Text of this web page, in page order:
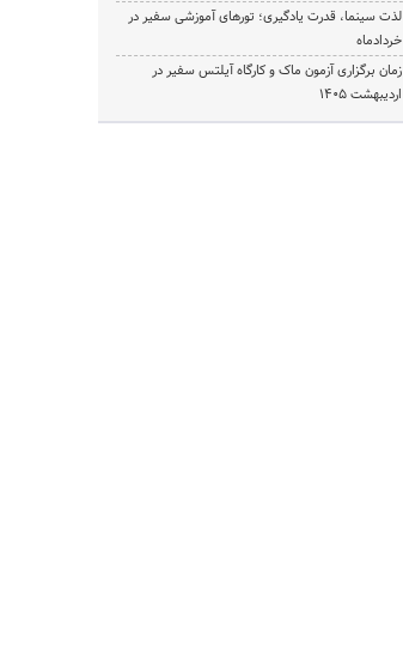
لذت سینما، قدرت یادگیری؛ تورهای آموزشی سفیر در
خردادماه
زمان برگزاری آزمون ماک و کارگاه آیلتس سفیر در
اردیبهشت 1405